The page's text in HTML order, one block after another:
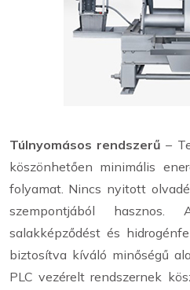
Túlnyomásos rendszerű –
köszönhetően minimális
folyamat. Nincs nyitott
szempontjából hasznos.
salakképződést és
biztosítva kíváló minőségű
PLC vezérelt rendszernek